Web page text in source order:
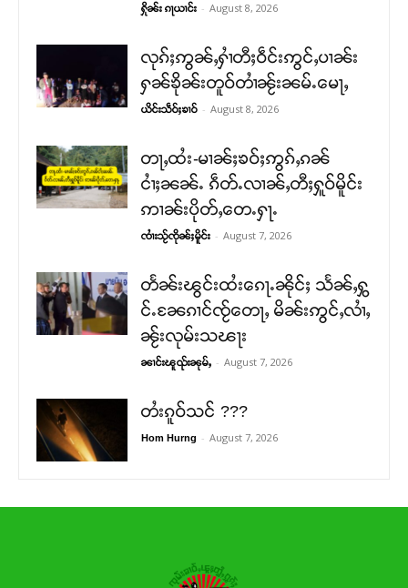
ႁိုၼ်း ၵႃယၢင်း - August 8, 2026
လုၵ်ႈဢွၼ်ႇႁၢႆတီႈဝဵင်းဢွင်ႇပၢၼ်း
ႁၼ်ၶိုၼ်းတူဝ်တၢႆၼႂ်းၼမ်ႉမေႃႇ
ယိင်းသဵဝ်ႈၶၢဝ် - August 8, 2026
တႃႇထႆး-မၢၼ်ႈၶဝ်ႈဢွၵ်ႇၵၼ်
ငၢႆႈၼၼ်ႉ ၵဵတ်ႉလၢၼ်ႇတီႈႁူဝ်မိူင်း
ဢၢၼ်းပိုတ်ႇတေႉႁႃႉ
ၸၢႆးသႂ်ၸိုၼ်ႈမိူင်း - August 7, 2026
တႅၼ်းၽွင်းထႆးၵေႃႉၼိုင်ႈ သႅၼ်ႇႁွ
င်ႉၼႄၵၢင်ၸႂ်တေႃႇ မိၼ်းဢွင်ႇလၢႆႇ
ၼႂ်းလုမ်းသၽႃး
ၼၢင်းၽူၺ်းၼုမ်ႇ - August 7, 2026
တႆးၵူဝ်သင် ???
Hom Hurng - August 7, 2026